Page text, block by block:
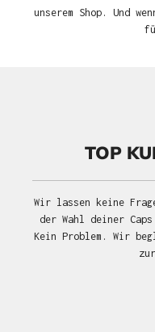
unserem Shop. Und
TOP
Wir lassen keine
der Wahl deiner
Kein Problem. Wir